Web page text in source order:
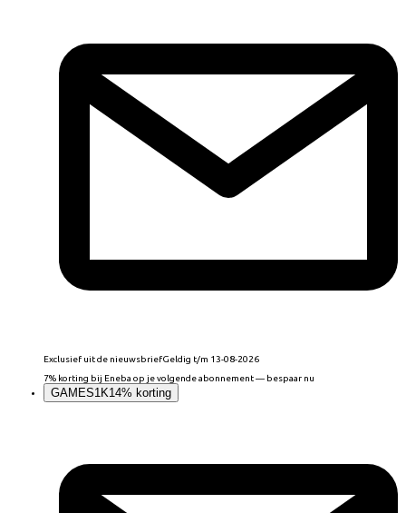
Exclusief uit de nieuwsbriefGeldig t/m 13-08-2026
7% korting bij Eneba op je volgende abonnement — bespaar nu
GAMES1K14% korting